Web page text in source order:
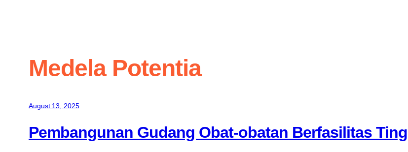
Medela Potentia
August 13, 2025
Pembangunan Gudang Obat-obatan Berfasilitas